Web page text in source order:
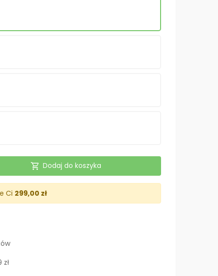
shopping_cart Dodaj do koszyka
Ci 299,00 zł
zł